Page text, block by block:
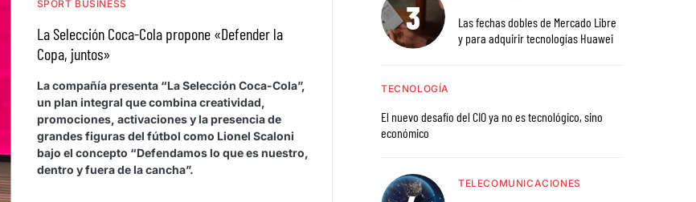
SPORT BUSINESS
La Selección Coca-Cola propone «Defender la
Copa, juntos»
La compañía presenta “La Selección Coca-Cola”,
un plan integral que combina creatividad,
promociones, activaciones y la presencia de
grandes figuras del fútbol como Lionel Scaloni
bajo el concepto “Defendamos lo que es nuestro,
dentro y fuera de la cancha”.
Las fechas dobles de Mercado Libre
y para adquirir tecnologías Huawei
TECNOLOGÍA
El nuevo desafío del CIO ya no es tecnológico, sino
económico
TELECOMUNICACIONES